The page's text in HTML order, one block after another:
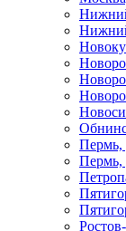
Пермь,
Пермь,